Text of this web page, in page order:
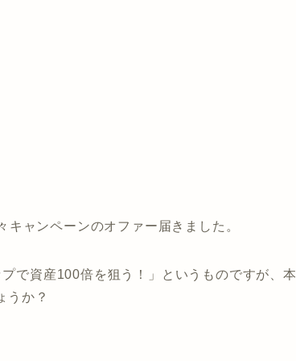
キャンペーンのオファー届きました。
で資産100倍を狙う！」
というものですが、本
うか？